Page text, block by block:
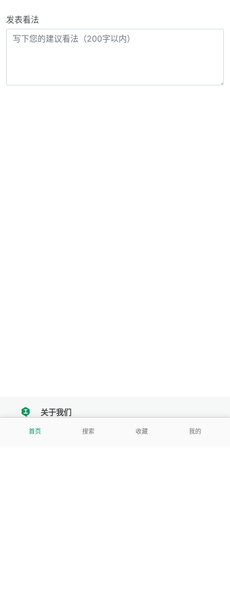
发表看法
首页 搜索 收藏 我的
tencent关于我们
我们努力把每一个工具做成批量处理的产品